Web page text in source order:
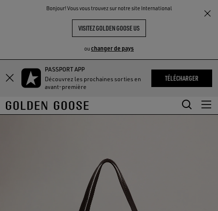
Bonjour! Vous vous trouvez sur notre site International
VISITEZ GOLDEN GOOSE US
ou changer de pays
Aller
au
principal
Aller
au
du
PASSPORT APP
Découvrez les prochaines sorties en
avant-première
TÉLÉCHARGER
THE
COMMUNITY